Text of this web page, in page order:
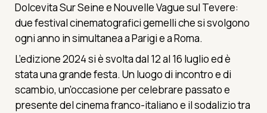
Dolcevita Sur Seine e Nouvelle Vague sul Tevere:
due festival cinematografici gemelli che si svolgono
ogni anno in simultanea a Parigi e a Roma.
L’edizione 2024 si è svolta dal 12 al 16 luglio ed è
stata una grande festa. Un luogo di incontro e di
scambio, un’occasione per celebrare passato e
presente del cinema franco-italiano e il sodalizio tra